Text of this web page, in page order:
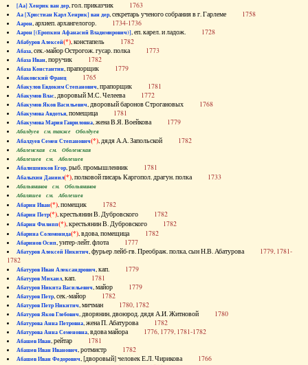
[Аа] Хенрик ван дер, гол. приказчик 1763
Аа [Христиан Карл Хенрик] ван дер, секретарь ученого собрания в г. Гарлеме 1758
Аарон, архиеп. архангелогор. 1734-1736
Аарон [(Еропкин Афанасий Владимирович)], еп. карел. и ладож. 1728
Абабуров Алексей(*), констапель 1782
Абаза, сек.-майор Острогож. гусар. полка 1773
Абаза Иван, поручик 1782
Абаза Константин, прапорщик 1779
Абаковский Франц 1765
Абакулов Евдоким Степанович, прапорщик 1781
Абакумов Влас, дворовый М.С. Челеева 1772
Абакумов Яков Васильевич, дворовый баронов Строгановых 1768
Абакумова Авдотья, помещица 1781
Абакумова Мария Гавриловна, жена В.Я. Воейкова 1779
Абалдуев см. также Оболдуев
Абалдуев Семен Степанович(*), дядя А.А. Запольской 1782
Абаленская см. Оболенская
Абалешев см. Аболешев
Абалишников Егор, рыб. промышленник 1781
Абалыхин Даниил(*), полковой писарь Каргопол. драгун. полка 1733
Абальянинов см. Обольянинов
Абаляшев см. Аболешев
Абарин Иван(*), помещик 1782
Абарин Петр(*), крестьянин В. Дубровского 1782
Абарин Филипп(*), крестьянин В. Дубровского 1782
Абарина Соломонида(*), вдова, помещица 1782
Абаринов Осип, унтер-лейт. флота 1777
Абатуров Алексей Никитич, фурьер лейб-гв. Преображ. полка, сын Н.В. Абатурова 1779, 1781-
1782
Абатуров Иван Александрович, кап. 1779
Абатуров Михаил, кап. 1781
Абатуров Никита Васильевич, майор 1779
Абатуров Петр, сек.-майор 1782
Абатуров Петр Никитич, мичман 1780, 1782
Абатуров Яков Глебович, дворянин, двоюрод. дядя А.И. Житновой 1780
Абатурова Анна Петровна, жена П. Абатурова 1782
Абатурова Анна Семеновна, вдова майора 1776, 1779, 1781-1782
Абашев Иван, рейтар 1781
Абашев Иван Иванович, ротмистр 1782
Абашев Иван Федорович, [дворовый] человек Е.Л. Чирикова 1766